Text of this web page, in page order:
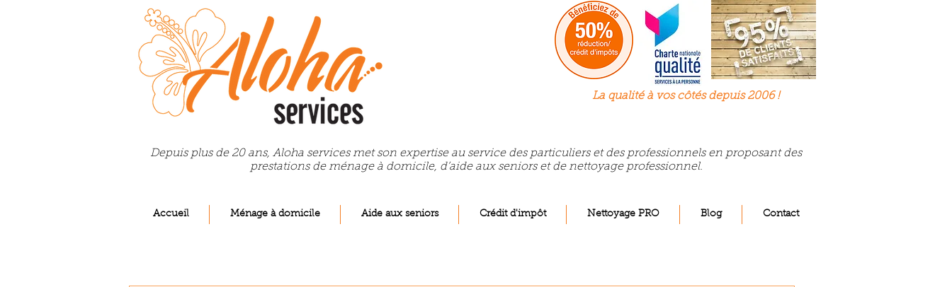
La qualité à voscôtés depuis 2006 !
Depuis plus de 20 ans, Aloha services met son expertise au service des particuliers et des professionnels en proposant des
prestations de ménage à domicile, d’aide aux seniors et de nettoyage professionnel.
Accueil Ménage à domicile Aide aux seniors Crédit d'impôt Nettoyage PRO Blog Contact